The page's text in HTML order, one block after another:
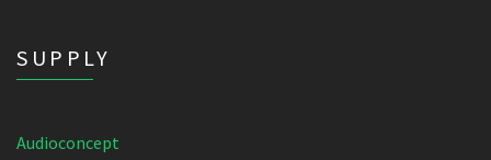
SUPPLY
Audioconcept